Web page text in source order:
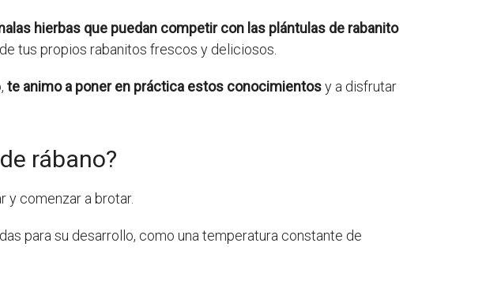
hierbas que puedan competir con las plántulas de rabanito
tus propios rabanitos frescos y deliciosos.
te animo a poner en práctica estos conocimientosy a disfrutar
rábano?
y comenzar a brotar.
para su desarrollo, como una temperatura constante de